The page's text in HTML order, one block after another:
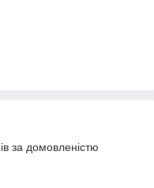
за домовленістю